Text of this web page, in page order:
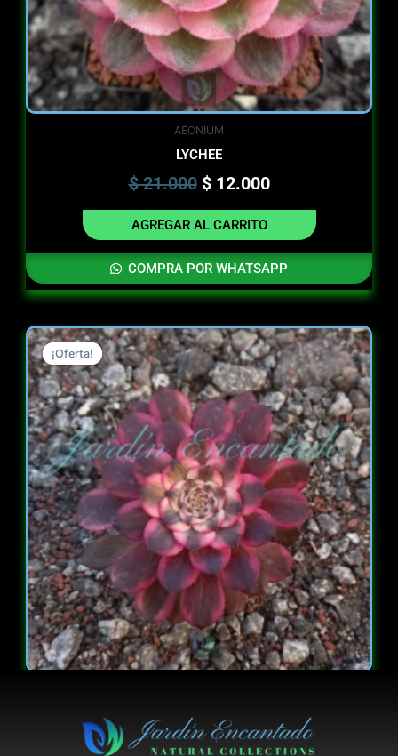
AEONIUM
LYCHEE
$21.000 $12.000
AGREGAR AL CARRITO
COMPRA POR WHATSAPP
¡Oferta!
¡Oferta!
BLACK KING KONG
$7.000
Original
price
was:
$ 7.000.
$5.000
Current
price
is:
$ 5.000.